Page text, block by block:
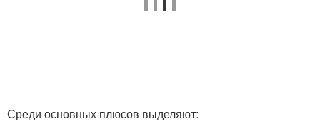
Среди основных плюсов выделяют: